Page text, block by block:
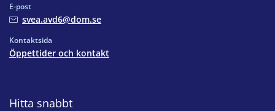
E-post
svea.avd6@dom.se
Kontaktsida
Öppettider och kontakt
Hitta snabbt